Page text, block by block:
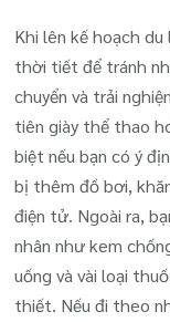
Khi lên kế hoạch
thời tiết để tránh
chuyển và trải
tiên giày thể thao
biệt nếu bạn có ý
bị thêm đồ bơi,
điện tử. Ngoài ra,
nhân như kem
uống và vài loại
thiết. Nếu đi theo